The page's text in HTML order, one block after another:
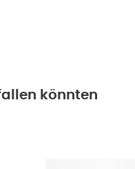
könnten